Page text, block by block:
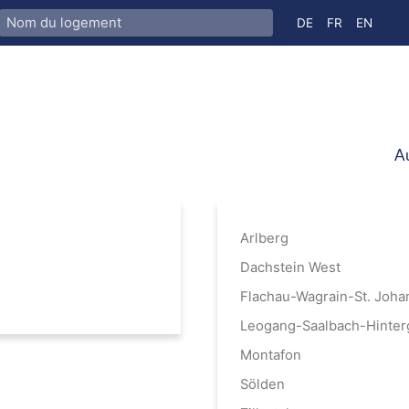
Sélectionnez
DE FR EN
Arlberg
Dachstein West
Flachau-Wagrain-St.
Leogang-Saalbach-
Montafon
Sölden